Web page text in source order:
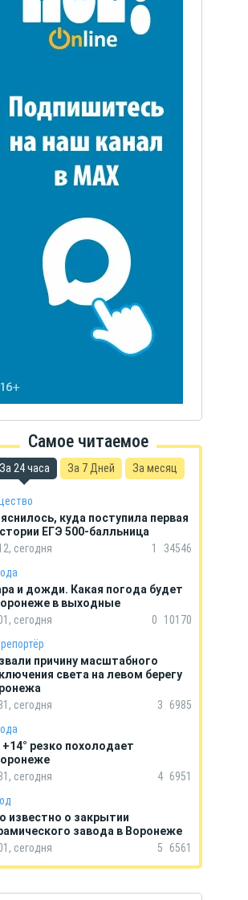
Самое читаемое
За 24 часа За 7 Дней За месяц
куда поступила первая
ЕГЭ 500-балльница
сегодня
1
34546
и дожди. Какая погода будет
в выходные
сегодня
0
10170
причину масштабного
света на левом берегу
сегодня
3
6985
резко похолодает
сегодня
4 6951
известно о закрытии
завода в Воронеже
сегодня
5 6561